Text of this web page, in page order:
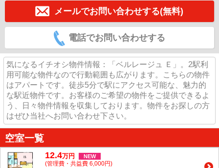
メールでお問い合わせする(無料)
電話でお問い合わせする
気になるイチオシ物件情報：「ベルレージュ Ｅ」。2駅利
用可能な物件なので行動範囲も広がります。こちらの物件
はアパートです。徒歩5分で駅にアクセス可能な、魅力的
な駅近物件です。お客様のご希望の物件をご提供できるよ
う、日々物件情報を収集しております。物件をお探しの方
はぜひ当社へお問い合わせ下さい。
空室一覧
12.4万円 NEW
(管理費・共益費 6,000円)